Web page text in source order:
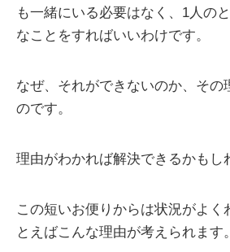
も一緒にいる必要はなく、1人の
なことをすればいいわけです。
なぜ、それができないのか、その
のです。
理由がわかれば解決できるかもし
この短いお便りからは状況がよく
とえばこんな理由が考えられます。